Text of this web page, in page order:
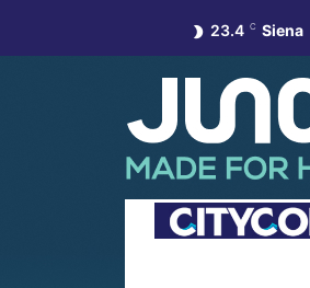
23.4 C Siena